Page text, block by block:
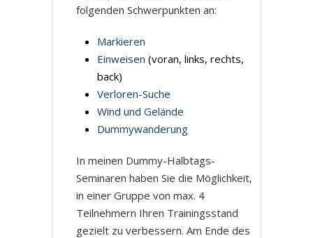
folgenden Schwerpunkten an:
Markieren
Einweisen (voran, links, rechts,
back)
Verloren-Suche
Wind und Gelände
Dummywanderung
In meinen Dummy-Halbtags-
Seminaren haben Sie die Möglichkeit,
in einer Gruppe von max. 4
Teilnehmern Ihren Trainingsstand
gezielt zu verbessern. Am Ende des